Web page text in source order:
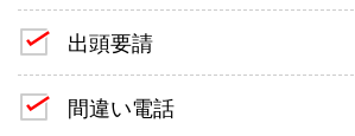
出頭要請
間違い電話